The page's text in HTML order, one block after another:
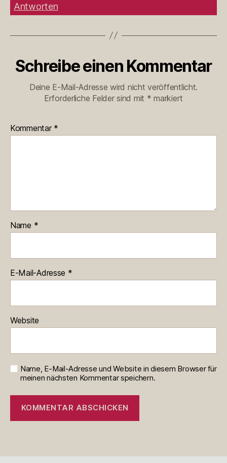
Antworten
Schreibe einen Kommentar
Deine E-Mail-Adresse wird nicht veröffentlicht.
Erforderliche Felder sind mit * markiert
Kommentar *
Name *
E-Mail-Adresse *
Website
Name, E-Mail-Adresse und Website in diesem Browser für
meinen nächsten Kommentar speichern.